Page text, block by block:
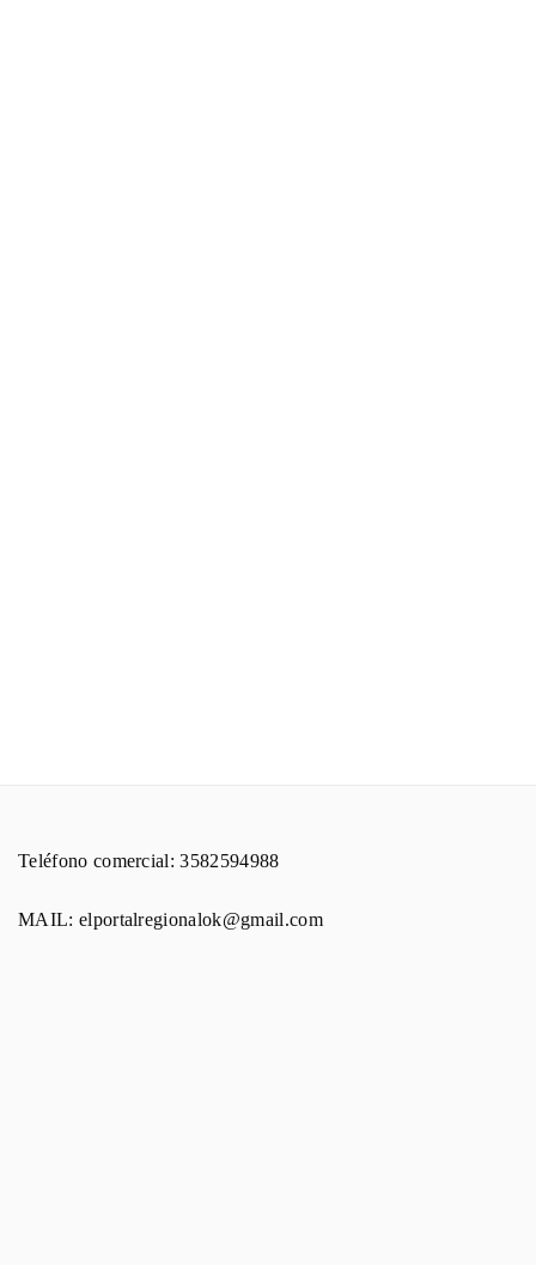
Teléfono comercial: 3582594988
MAIL: elportalregionalok@gmail.com